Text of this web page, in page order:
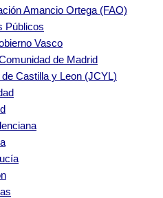
Amancio Ortega (FAO)
Públicos
Vasco
de Madrid
Castilla y Leon (JCYL)